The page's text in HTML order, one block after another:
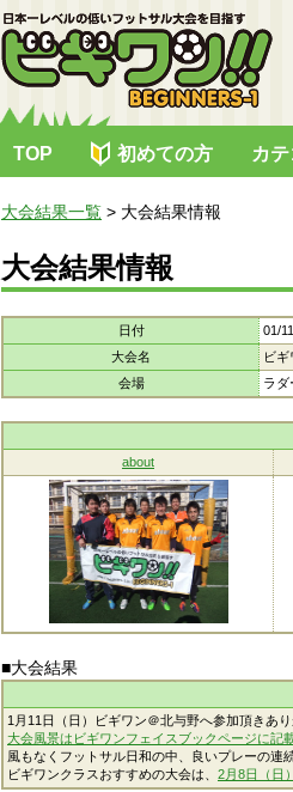
TOP 初めての方 カ
大会結果一覧 > 大会結果情報
大会結果情報
日付
01/
大会名
ビ
会場
ラダ
about
■大会結果
1月11日（日）ビギワン＠北与野へ参加頂きあ
大会風景はビギワンフェイスブックページに記
風もなくフットサル日和の中、良いプレーの連
ビギワンクラスおすすめの大会は、 2月8日（日